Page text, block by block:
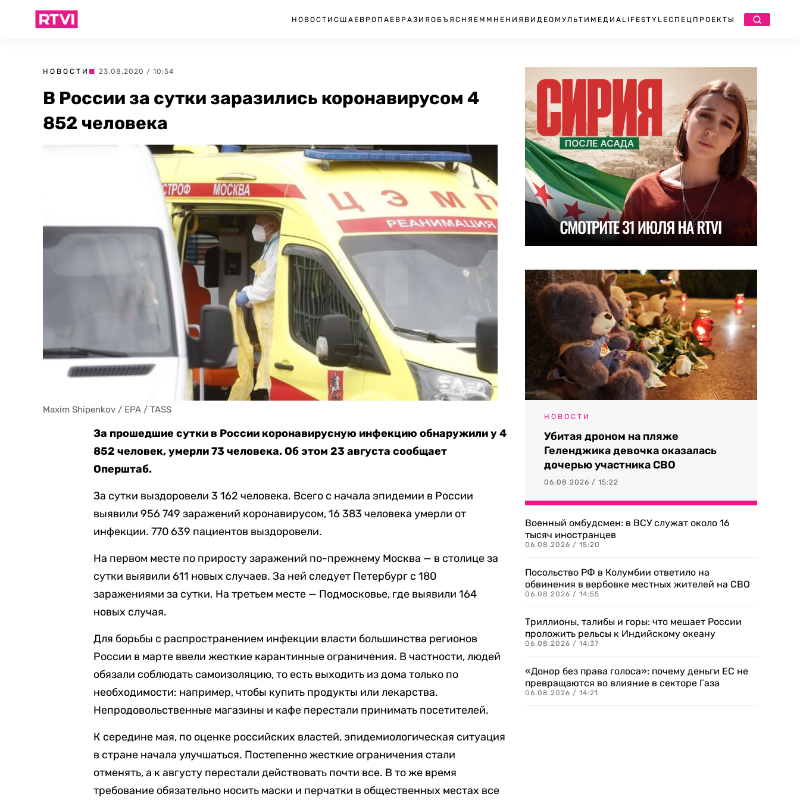
НОВОСТИ США ЕВРОПА ЕВРАЗИЯ ОБЪЯСНЯЕМ МНЕНИЯ ВИДЕО МУЛЬТИМЕДИА LIFESTYLEСПЕЦПРОЕКТЫ
НОВОСТИ | 23.08.2020 / 10:54
В России за сутки заразились коронавирусом 4
852 человека
Maxim Shipenkov / EPA / TASS
За прошедшие сутки в России коронавирусную инфекцию обнаружили у 4
852 человек, умерли 73 человека. Об этом 23 августа сообщает
Оперштаб.
За сутки выздоровели 3 162 человека. Всего с начала эпидемии в России
выявили 956 749 заражений коронавирусом, 16 383 человека умерли от
инфекции. 770 639 пациентов выздоровели.
На первом месте по приросту заражений по-прежнему Москва — в столице за
сутки выявили 611 новых случаев. За ней следует Петербург с 180
заражениями за сутки. На третьем месте — Подмосковье, где выявили 164
новых случая.
Для борьбы с распространением инфекции власти большинства регионов
России в марте ввели жесткие карантинные ограничения. В частности, людей
обязали соблюдать самоизоляцию, то есть выходить из дома только по
необходимости: например, чтобы купить продукты или лекарства.
Непродовольственные магазины и кафе перестали принимать посетителей.
К середине мая, по оценке российских властей, эпидемиологическая ситуация
в стране начала улучшаться. Постепенно жесткие ограничения стали
отменять, а к августу перестали действовать почти все. В то же время
требование обязательно носить маски и перчатки в общественных местах все
НОВОСТИ
Убитая дроном на пляже
Геленджика девочка оказалась
дочерью участника СВО
06.08.2026 / 15:22
Военный омбудсмен: в ВСУ служат около 16
тысяч иностранцев
06.08.2026 / 15:20
Посольство РФ в Колумбии ответило на
обвинения в вербовке местных жителей на СВО
06.08.2026 / 14:55
Триллионы, талибы и горы: что мешает России
проложить рельсы к Индийскому океану
06.08.2026 / 14:37
«Донор без права голоса»: почему деньги ЕС не
превращаются во влияние в секторе Газа
06.08.2026 / 14:21